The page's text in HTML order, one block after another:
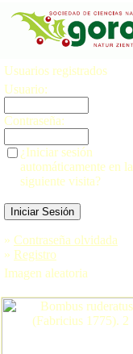
Usuarios registrados
Usuario:
Contraseña:
¿Iniciar sesión
automáticamente en la
siguiente visita?
» Contraseña olvidada
» Registro
Imagen aleatoria